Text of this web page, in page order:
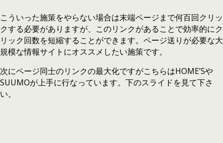
こういった施策をやらない場合は末端ページまで何百回クリッ
クする必要がありますが、このリンクがあることで効率的にク
リック回数を短縮することができます。ページ送りが必要な大
規模な情報サイトにオススメしたい施策です。
次にページ同士のリンクの最大化ですがこちらはHOME’Sや
SUUMOが上手に行なっています。下のスライドを見て下さ
い。